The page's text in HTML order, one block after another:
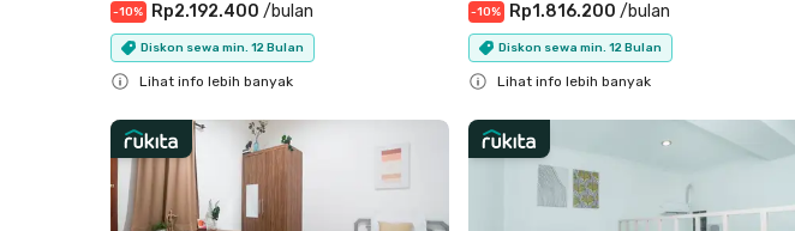
-10% Rp2.192.400 /bulan
Diskon sewa min. 12 Bulan
Lihat info lebih banyak
-10% Rp1.816.200 /bulan
Diskon sewa min. 12 Bulan
Lihat info lebih banyak